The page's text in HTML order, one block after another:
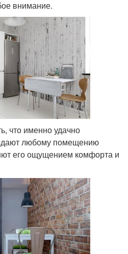
внимание.
что именно удачно
любому помещению
его ощущением комфорта и